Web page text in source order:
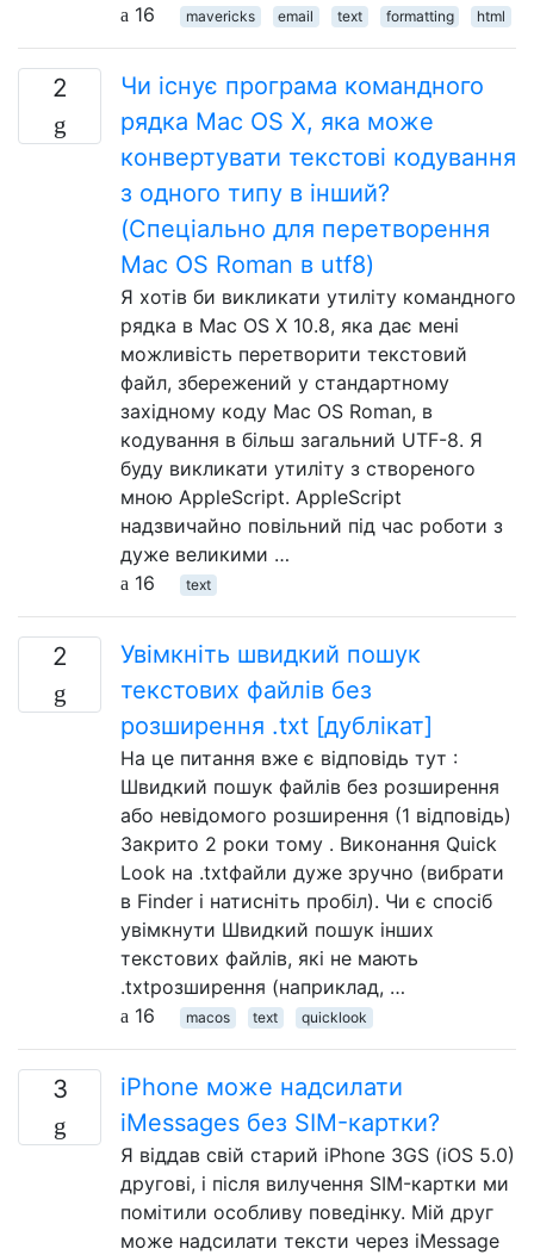
16
mavericks email text formatting html
2
Чи існує програма командного
рядка Mac OS X, яка може
конвертувати текстові кодування
з одного типу в інший?
(Спеціально для перетворення
Mac OS Roman в utf8)
Я хотів би викликати утиліту командного
рядка в Mac OS X 10.8, яка дає мені
можливість перетворити текстовий
файл, збережений у стандартному
західному коду Mac OS Roman, в
кодування в більш загальний UTF-8. Я
буду викликати утиліту з створеного
мною AppleScript. AppleScript
надзвичайно повільний під час роботи з
дуже великими …
16
text
2
Увімкніть швидкий пошук
текстових файлів без
розширення .txt [дублікат]
На це питання вже є відповідь тут :
Швидкий пошук файлів без розширення
або невідомого розширення (1 відповідь)
Закрито 2 роки тому . Виконання Quick
Look на .txtфайли дуже зручно (вибрати
в Finder і натисніть пробіл). Чи є спосіб
увімкнути Швидкий пошук інших
текстових файлів, які не мають
.txtрозширення (наприклад, …
16
macos text quicklook
3
iPhone може надсилати
iMessages без SIM-картки?
Я віддав свій старий iPhone 3GS (iOS 5.0)
другові, і після вилучення SIM-картки ми
помітили особливу поведінку. Мій друг
може надсилати тексти через iMessage